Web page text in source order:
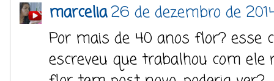
marcelia26 de dezembro de
Por mais de 40 anos flor? esse
escreveu que trabalhou com